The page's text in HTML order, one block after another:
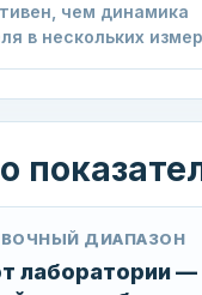
чем динамика
в нескольких
ДИАПАЗОН
лаборатории —